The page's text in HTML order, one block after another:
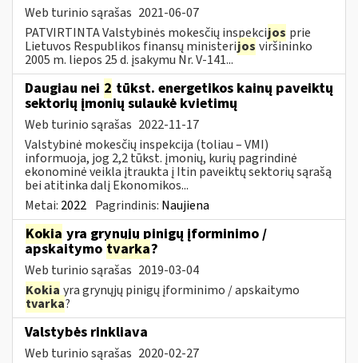
Web turinio sąrašas 2021-06-07
PATVIRTINTA Valstybinės mokesčių inspekcijos prie
Lietuvos Respublikos finansų ministerijos viršininko
2005 m. liepos 25 d. įsakymu Nr. V-141...
Daugiau nei 2 tūkst. energetikos kainų paveiktų
sektorių įmonių sulaukė kvietimų
Web turinio sąrašas 2022-11-17
Valstybinė mokesčių inspekcija (toliau – VMI)
informuoja, jog 2,2 tūkst. įmonių, kurių pagrindinė
ekonominė veikla įtraukta į Itin paveiktų sektorių sąrašą
bei atitinka dalį Ekonomikos...
Metai: 2022 Pagrindinis: Naujiena
Kokia yra grynųjų pinigų įforminimo /
apskaitymo tvarka?
Web turinio sąrašas 2019-03-04
Kokia yra grynųjų pinigų įforminimo / apskaitymo
tvarka?
Valstybės rinkliava
Web turinio sąrašas 2020-02-27